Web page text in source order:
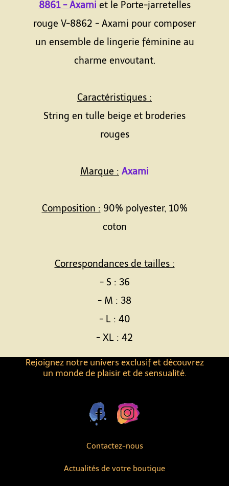
Contactez-nous
Actualités de votre boutique
Rejoignez notre univers exclusif et découvrez
un monde de plaisir et de sensualité.
8861 - Axami et le Porte-jarretelles
rouge V-8862 - Axami pour composer
un ensemble de lingerie féminine au
charme envoutant.
Caractéristiques :
String en tulle beige et broderies
rouges
Marque : Axami
Composition : 90% polyester, 10%
coton
Correspondances de tailles :
- S : 36
- M : 38
- L : 40
- XL : 42